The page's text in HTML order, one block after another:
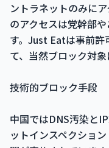
ントラネットのみに
のアクセスは党幹部
す。Just Eatは事前許
て、当然ブロック対象
技術的ブロック手段
中国ではDNS汚染と
ットインスペクショ